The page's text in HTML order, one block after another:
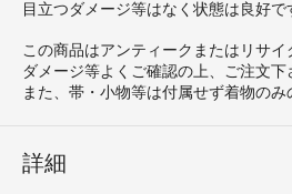
目立つダメージ等はなく状態は良好で
この商品はアンティークまたはリサイ
ダメージ等よくご確認の上、ご注文下
また、帯・小物等は付属せず着物のみ
詳細